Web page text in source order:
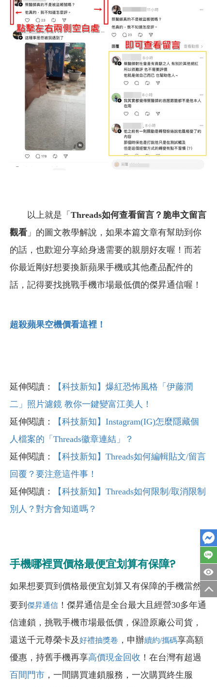
以上就是「 Threads如何查看留言？脆串文留言
觀看 」的圖文教學解說， 如果本篇文章有幫助到你
的話，也歡迎分享給身邊需要的親朋好友喔！而若
你最近剛好想要換新蘋果手機或其他產品配件的
話，記得要找挑戰手機市場最低價的傑昇通信喔！
超殺蘋果空機價看這裡！
延伸閱讀：
【科技新知】爆紅恐怖風格「伊藤潤
二」照片濾鏡 教你一鍵變富江美人！
延伸閱讀：
【科技新知】Instagram(IG)怎麼隱藏個
人檔案的「Threads徽章連結」？
延伸閱讀：
【科技新知】Threads如何編輯貼文/留言
回覆？要注意這件事！
延伸閱讀：
【科技新知】Threads如何限制/取消限制
別人？對方會知道嗎？
手機哪裡買價格最便宜划算有保障?
如果想要買到價格最便宜划算又有保障的手機當然
要到 傑昇通信 ！傑昇通信是全台最大且經營30多年通
信連鎖，挑戰手機市場最低價，保證原廠公司貨，
還送千元尊榮卡及好禮抽獎卷 ，申辦續約/攜碼享高額
優惠，持舊手機再享高價現金回收 ！在台灣有超過
百間門市 ，一間購買連鎖服務，一次購買終生服